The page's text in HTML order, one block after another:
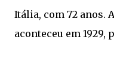
Itália, com 72 anos.
aconteceu em 1929,